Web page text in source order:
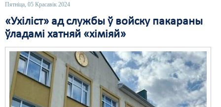
Пятніца, 05 Красавік 2024
«Ухіліст» ад службы ў войску пакараны
ўладамі хатняй «хіміяй»